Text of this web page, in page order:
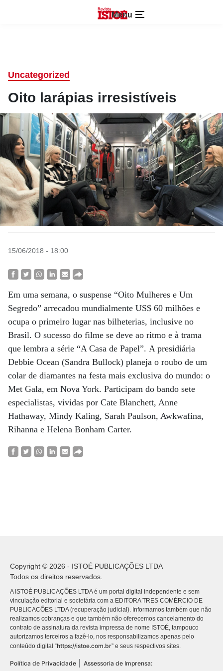
Menu
Uncategorized
Oito larápias irresistíveis
15/06/2018 - 18:00
Em uma semana, o suspense “Oito Mulheres e Um
Segredo” arrecadou mundialmente US$ 60 milhões e
ocupa o primeiro lugar nas bilheterias, inclusive no
Brasil. O sucesso do filme se deve ao ritmo e à trama
que lembra a série “A Casa de Papel”. A presidiária
Debbie Ocean (Sandra Bullock) planeja o roubo de um
colar de diamantes na festa mais exclusiva do mundo: o
Met Gala, em Nova York. Participam do bando sete
especialistas, vividas por Cate Blanchett, Anne
Hathaway, Mindy Kaling, Sarah Paulson, Awkwafina,
Rihanna e Helena Bonham Carter.
Copyright © 2026 - ISTOÉ PUBLICAÇÕES LTDA
Todos os direitos reservados.
A ISTOÉ PUBLICAÇÕES LTDA é um portal digital independente e sem
vinculação editorial e societária com a EDITORA TRES COMÉRCIO DE
PUBLICACÕES LTDA (recuperação judicial). Informamos também que não
realizamos cobranças e que também não oferecemos cancelamento do
contrato de assinatura da revista impressa de nome ISTOÉ, tampouco
autorizamos terceiros a fazê-lo, nos responsabilizamos apenas pelo
conteúdo digital “https://istoe.com.br” e seus respectivos sites.
Política de Privacidade Assessoria de Imprensa: